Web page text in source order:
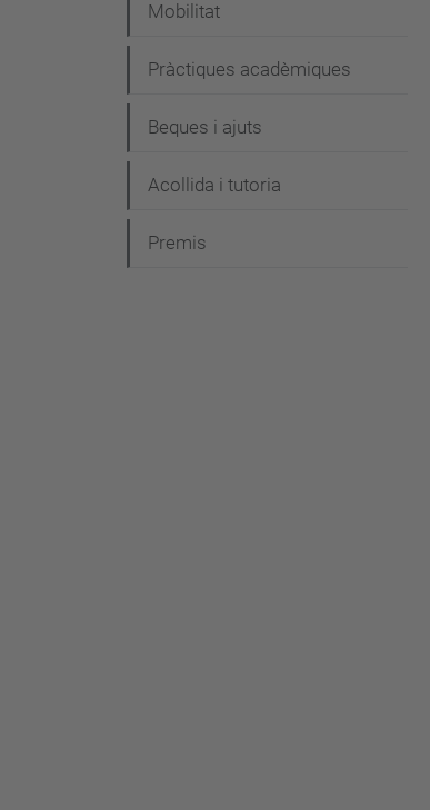
Mobilitat
Pràctiques acadèmiques
Beques i ajuts
Acollida i tutoria
Premis